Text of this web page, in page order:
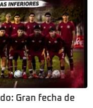
Gran fecha de